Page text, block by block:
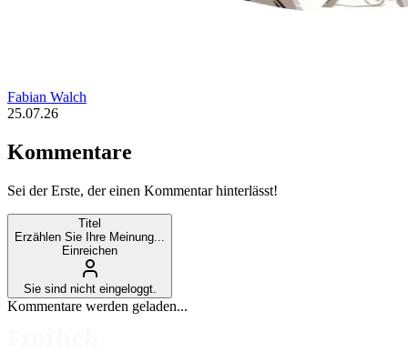
Fabian Walch
25.07.26
Kommentare
Sei der Erste, der einen Kommentar hinterlässt!
Titel
Erzählen Sie Ihre Meinung...
Einreichen
Sie sind nicht eingeloggt.
Kommentare werden geladen...